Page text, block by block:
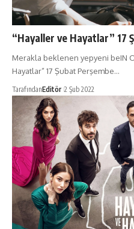
“Hayaller ve Hayatlar” 17
Merakla beklenen yepyeni beIN
Hayatlar” 17 Şubat Perşembe…
TarafındanEditör 2 Şub 2022